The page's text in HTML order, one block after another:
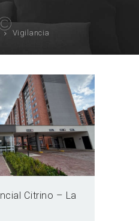
Vigilancia
Citrino – La